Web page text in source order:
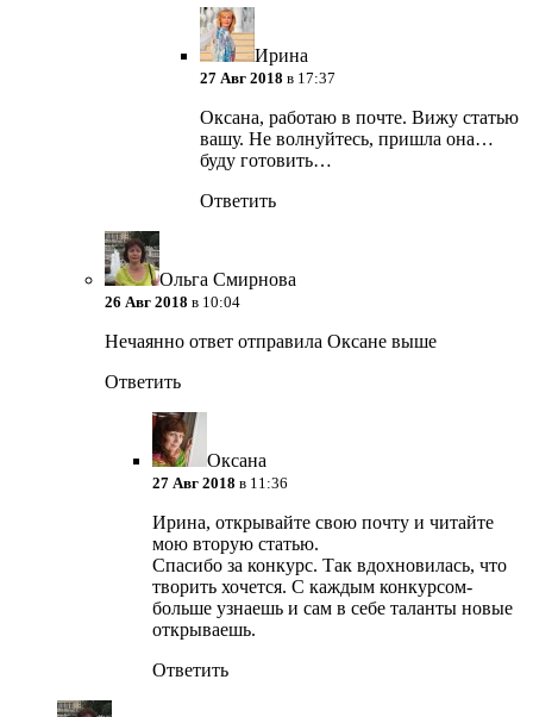
Ирина
27 Авг 2018 в 17:37
Оксана, работаю в почте. Вижу статью
вашу. Не волнуйтесь, пришла она…
буду готовить…
Ответить
Ольга Смирнова
26 Авг 2018 в 10:04
Нечаянно ответ отправила Оксане выше
Ответить
Оксана
27 Авг 2018 в 11:36
Ирина, открывайте свою почту и читайте
мою вторую статью.
Спасибо за конкурс. Так вдохновилась, что
творить хочется. С каждым конкурсом-
больше узнаешь и сам в себе таланты новые
открываешь.
Ответить